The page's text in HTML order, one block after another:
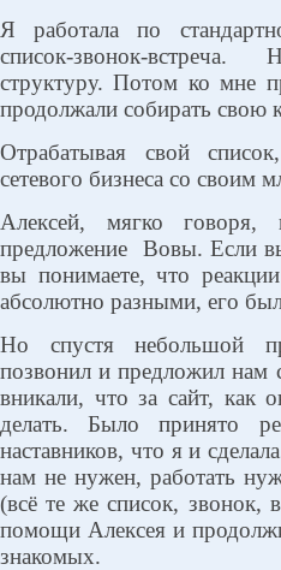
Я работала по
список-звонок-
структуру. Потом ко мне
продолжали собирать свою
Отрабатывая свой
сетевого бизнеса со своим
Алексей, мягко говоря,
предложение
Вовы. Если
вы понимаете, что
абсолютно разными, его
Но спустя небольшой
позвонил и предложил нам
вникали, что за сайт, как
делать. Было принято
наставников, что я и
нам не нужен, работать
(всё те же список, звонок,
помощи Алексея и
знакомых.